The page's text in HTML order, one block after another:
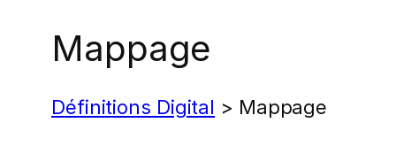
Mappage
Définitions Digital > Mappage